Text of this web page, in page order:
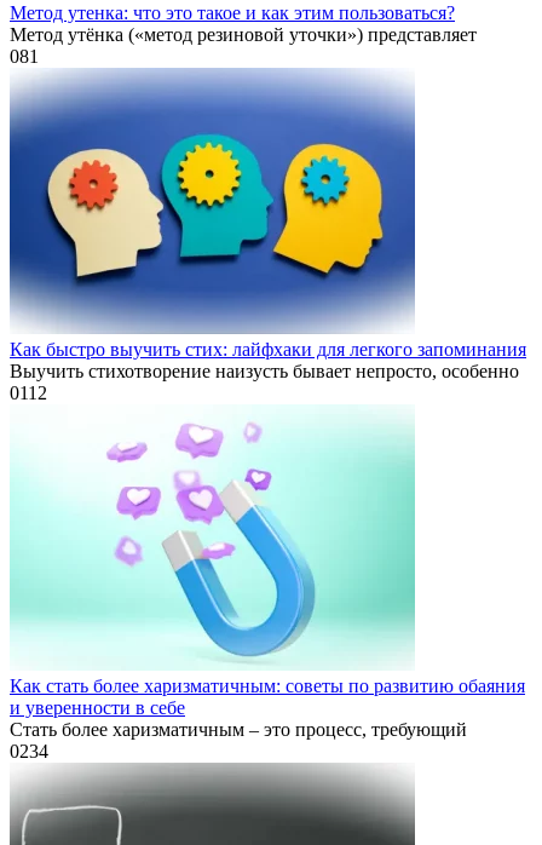
Метод утенка: что это такое и как этим пользоваться?
Метод утёнка («метод резиновой уточки») представляет
081
Как быстро выучить стих: лайфхаки для легкого запоминания
Выучить стихотворение наизусть бывает непросто, особенно
0112
Как стать более харизматичным: советы по развитию обаяния
и уверенности в себе
Стать более харизматичным – это процесс, требующий
0234